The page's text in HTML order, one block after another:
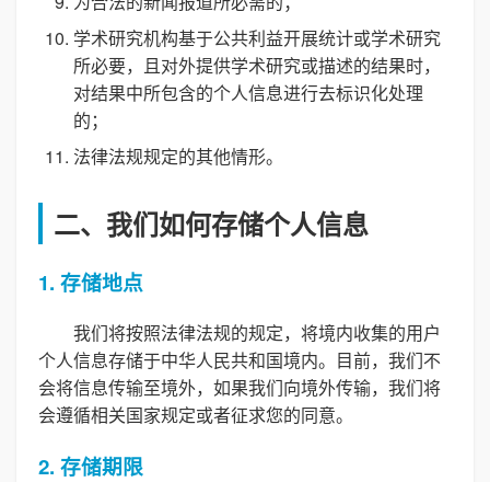
学术研究机构基于公共利益开展统计或学术研究
所必要，且对外提供学术研究或描述的结果时，
对结果中所包含的个人信息进行去标识化处理
的；
法律法规规定的其他情形。
二、我们如何存储个人信息
1. 存储地点
我们将按照法律法规的规定，将境内收集的用户
个人信息存储于中华人民共和国境内。目前，我们不
会将信息传输至境外，如果我们向境外传输，我们将
会遵循相关国家规定或者征求您的同意。
2. 存储期限